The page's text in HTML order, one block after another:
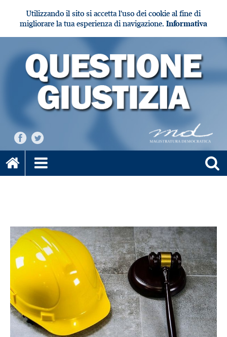
Utilizzando il sito si accetta l'uso dei cookie al fine di
migliorare la tua esperienza di navigazione. Informativa